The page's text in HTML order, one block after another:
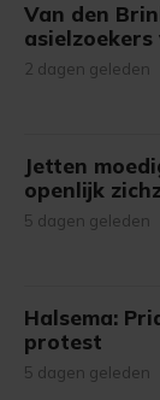
Van den
2 dagen geleden
Jetten
openlijk
5 dagen geleden
Halsema:
protest
5 dagen geleden